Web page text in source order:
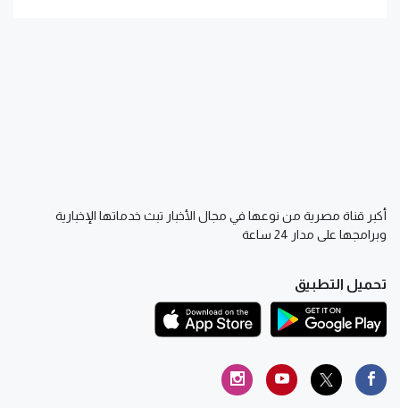
أكبر قناة مصرية من نوعها في مجال الأخبار تبث خدماتها الإخبارية
وبرامجها على مدار 24 ساعة
تحميل التطبيق